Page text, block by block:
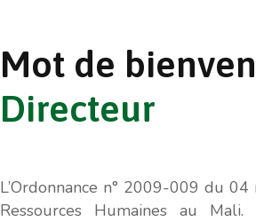
Mot de
Directeur
L’Ordonnance n° 2009-009 du
Ressources Humaines au